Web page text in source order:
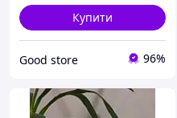
Купити
Good store 96%